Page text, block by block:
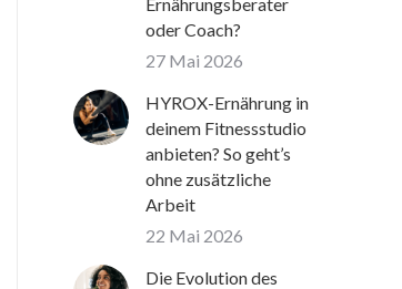
oder Coach?
27 Mai 2026
HYROX-Ernährung in
deinem Fitnessstudio
anbieten? So geht’s
ohne zusätzliche
Arbeit
22 Mai 2026
Die Evolution des